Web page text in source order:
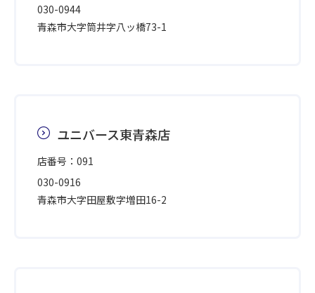
030-0944
青森市大字筒井字八ッ橋73-1
ユニバース東青森店
店番号：091
030-0916
青森市大字田屋敷字増田16-2